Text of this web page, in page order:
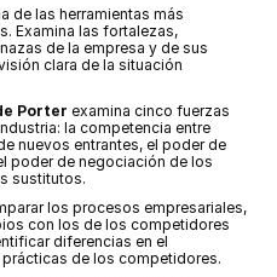
de las herramientas más
Examina las fortalezas,
de la empresa y de sus
clara de la situación
Porter examina cinco fuerzas
la competencia entre
nuevos entrantes, el poder de
poder de negociación de los
sustitutos.
los procesos empresariales,
con los de los competidores
diferencias en el
de los competidores.